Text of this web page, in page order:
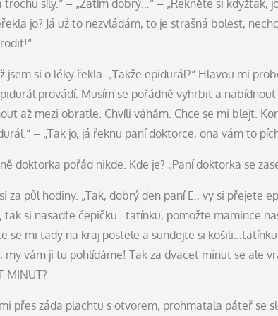
síly.“ – „Zatím dobrý…“ – „Řekněte si kdyžtak,
jo? Já už to nezvládám, to je strašná bolest,
jsem si o léky řekla. „Takže epidurál?“ Hlavou mi
provádí. Musím se pořádně vyhrbit a
až mezi obratle. Chvíli váhám. Chce se mi blejt.
– „Tak jo, já řeknu paní doktorce, ona vám to
doktorka pořád nikde. Kde je? „Paní doktorka se
za půl hodiny. „Tak, dobrý den paní E., vy si přejete
tak si nasaďte čepičku…tatínku, pomožte mamince
se mi tady na kraj postele a sundejte si
my vám ji tu pohlídáme! Tak za dvacet minut se ale
MINUT?
přes záda plachtu s otvorem, prohmatala páteř se